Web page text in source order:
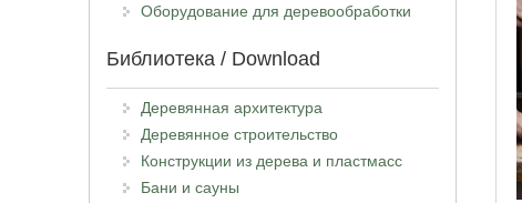
Оборудование для деревообработки
Библиотека / Download
Деревянная архитектура
Деревянное строительство
Конструкции из дерева и пластмасс
Бани и сауны